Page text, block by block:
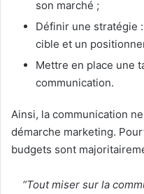
son marché ;
Définir une stratégie
cible et un
Mettre en place une
communication.
Ainsi, la communication
démarche marketing.
budgets sont
“Tout miser sur la